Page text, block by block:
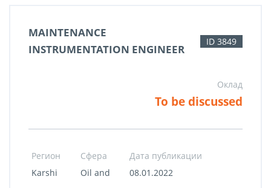
MAINTENANCE
INSTRUMENTATION ENGINEER
ID 3849
Оклад
To be discussed
Регион Сфера
Дата публикации
Karshi
Oil and
08.01.2022